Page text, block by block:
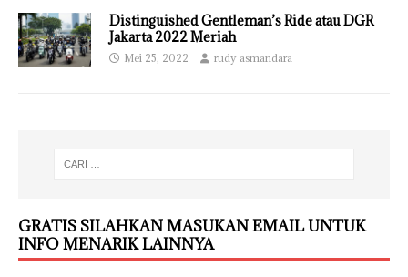
Distinguished Gentleman’s Ride atau DGR
Jakarta 2022 Meriah
Mei 25, 2022 rudy asmandara
GRATIS SILAHKAN MASUKAN EMAIL UNTUK
INFO MENARIK LAINNYA